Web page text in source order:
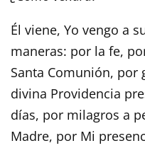
Él viene, Yo vengo a
maneras: por la fe,
Santa Comunión, por
divina Providencia
días, por milagros a
Madre, por Mi